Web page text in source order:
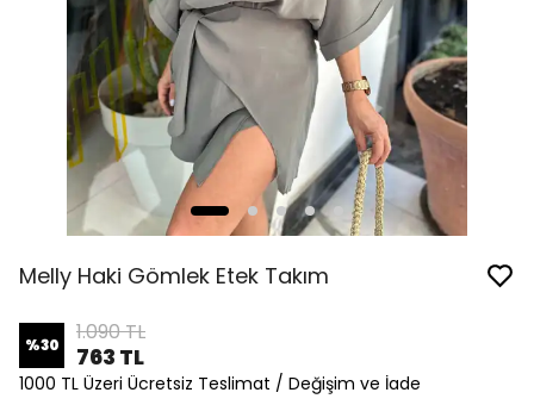
Melly Haki Gömlek Etek Takım
%30 1.090 TL
763 TL
1000 TL Üzeri Ücretsiz Teslimat / Değişim ve İade